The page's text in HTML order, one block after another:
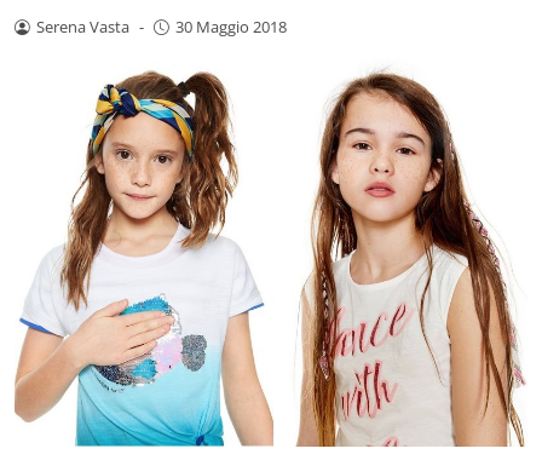
Serena Vasta - 30 Maggio 2018